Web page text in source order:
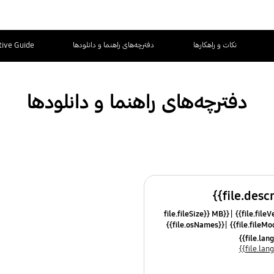
نکات و راهکارها دفترچه‌های راهنما و دانلودها Guide
دفترچه‌های راهنما و دانلودها
{{file.fileSize}} MB
{{file.osNames}}